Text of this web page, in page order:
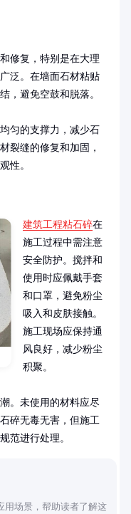
修复，特别是在大理
泛。在墙面石材粘贴
，避免空鼓和脱落。
匀的支撑力，减少石
裂缝的修复和加固，
性。
建筑工程粘石碎在
施工过程中需注意
安全防护。搅拌和
使用时应佩戴手套
和口罩，避免粉尘
吸入和皮肤接触。
施工现场应保持通
风良好，减少粉尘
积聚。
。未使用的材料应尽
碎无毒无害，但施工
范进行处理。
用场景，帮助读者了解这